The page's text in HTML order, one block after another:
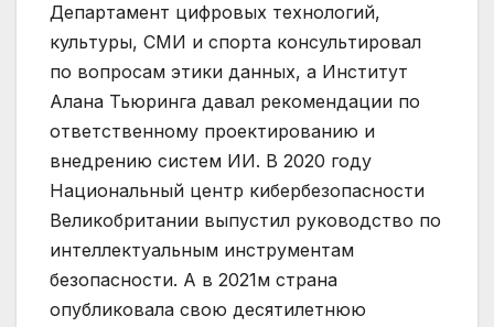
Департамент цифровых технологий,
культуры, СМИ и спорта консультировал
по вопросам этики данных, а Институт
Алана Тьюринга давал рекомендации по
ответственному проектированию и
внедрению систем ИИ. В 2020 году
Национальный центр кибербезопасности
Великобритании выпустил руководство по
интеллектуальным инструментам
безопасности. А в 2021м страна
опубликовала свою десятилетнюю